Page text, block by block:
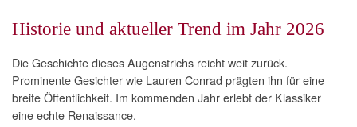
Historie und aktueller Trend im Jahr 2026
Die Geschichte dieses Augenstrichs reicht weit zurück.
Prominente Gesichter wie Lauren Conrad prägten ihn für eine
breite Öffentlichkeit. Im kommenden Jahr erlebt der Klassiker
eine echte Renaissance.